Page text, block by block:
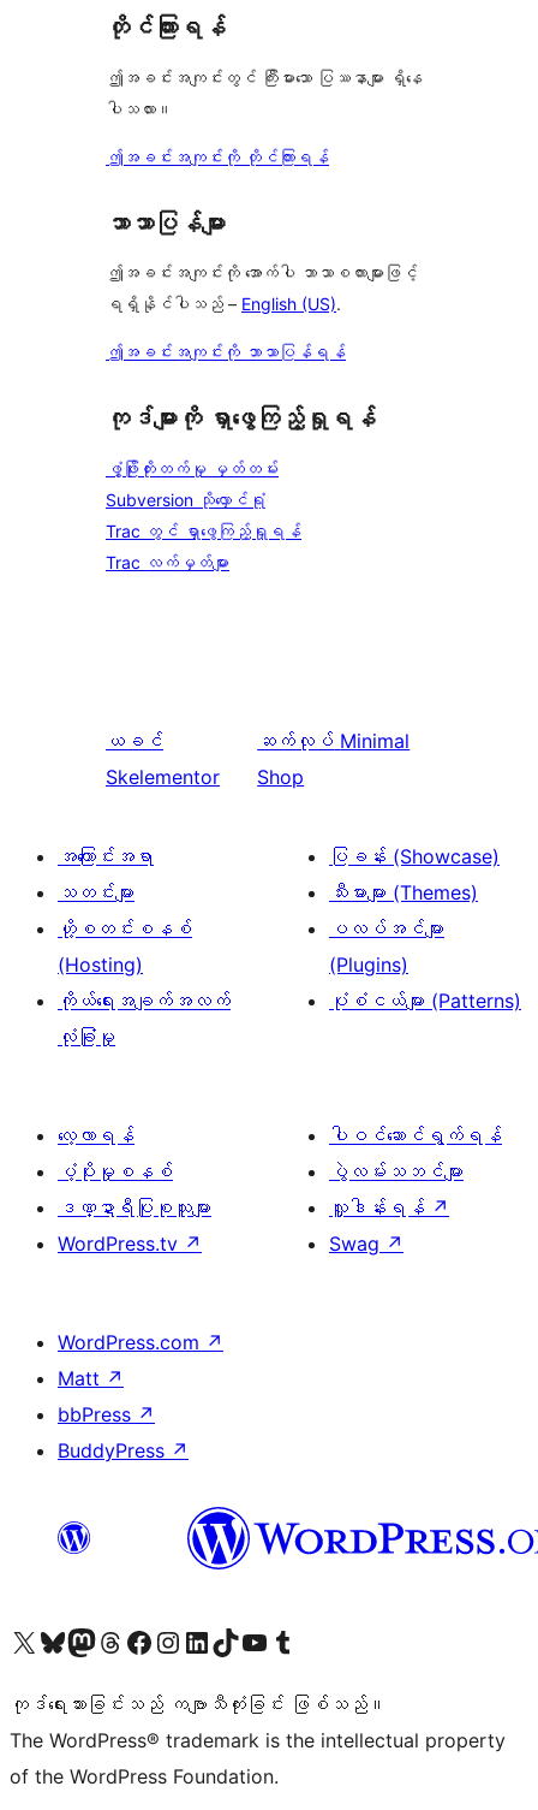
တိုင်ကြားရန်
ဤအခင်းအကျင်းတွင် ကြီးမားသော ပြဿနာများ ရှိနေ
ပါသလား။
ဤအခင်းအကျင်းကို တိုင်ကြားရန်
ဘာသာပြန်များ
ဤအခင်းအကျင်းကို အောက်ပါ ဘာသာစကားများဖြင့်
ရရှိနိုင်ပါသည် – English (US).
ဤအခင်းအကျင်းကို ဘာသာပြန်ရန်
ကုဒ်များကို ရှာဖွေကြည့်ရှုရန်
ဖွံ့ဖြိုးတိုးတက်မှု မှတ်တမ်း
Subversion သိုလှောင်ရုံ
Trac တွင် ရှာဖွေကြည့်ရှုရန်
Trac လက်မှတ်များ
ယခင်
Skelementor
ဆက်လုပ် Minimal
Shop
အကြောင်းအရာ
သတင်းများ
ဟို့စတင်းစနစ်
(Hosting)
ကိုယ်ရေးအချက်အလက်
လုံခြုံမှု
ပြခန်း (Showcase)
သီးမားများ (Themes)
ပလပ်အင်များ
(Plugins)
ပုံစံငယ်များ (Patterns)
လေ့လာရန်
ပံ့ပိုးမှုစနစ်
ဒဏ္ဍာရီပြုစုသူများ
WordPress.tv ↗
ပါဝင်ဆောင်ရွက်ရန်
ပွဲလမ်းသဘင်များ
လှူဒါန်းရန် ↗
Swag ↗
WordPress.com ↗
Matt ↗
bbPress ↗
BuddyPress ↗
ကျွန်ုပ်တို့၏ X (ယခင် Twitter) အကောင့်သို့ သွားရောက်ကြည့်ရှုပါကျွန်ုပ်တို့၏ Bluesky အကောင့်သို့ ဝင်ရောက်ကြည့်ရှုရန်
ကျွန်ုပ်တို့၏ Mastodon အကောင့်သို့ သွားရောက်ကြည့်ရှုပါကျွန်ုပ်တို့၏ Threads အကောင့်သို့ ဝင်ရောက်ကြည့်ရှုရန်
ကျွန်ုပ်တို့၏ Facebook စာမျက်နှာသို့ သွားရောက်ကြည့်ရှုပါကျွန်ုပ်တို့၏ Instagram အကောင့်သို့ သွားရောက်ကြည့်ရှုပါ ကျွန်ုပ်တို့၏ LinkedIn အကောင့်သို့ သွားရောက်ကြည့်ရှုပါကျွန်ုပ်တို့၏ TikTok အကောင့်သို့ ဝင်ရောက်ကြည့်ရှုရန်
ကျွန်ုပ်တို့၏ YouTube ချန်နယ်သို့ သွားရောက်ကြည့်ရှုပါ ကျွန်ုပ်တို့၏ Tumblr အကောင့်သို့ ဝင်ရောက်ကြည့်ရှုရန်
ကုဒ်ရေးသားခြင်းသည် ကဗျာသီကုံးခြင်း ဖြစ်သည်။
The WordPress® trademark is the intellectual property
of the WordPress Foundation.